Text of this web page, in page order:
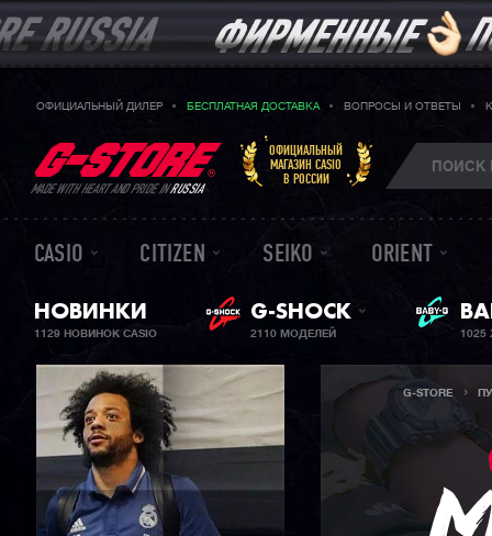
ОФИЦИАЛЬНЫЙ ДИЛЕР БЕСПЛАТНАЯ ДОСТАВКА ВОПРОСЫ И ОТВЕТЫ
MADE WITH HEART AND PRIDE INRUSSIA
ОФИЦИАЛЬНЫЙ
МАГАЗИН CASIO
В РОССИИ
CASIO CITIZEN SEIKO ORIENT
НОВИНКИ
1129 НОВИНОК CASIO
G-SHOCK
2110 МОДЕЛЕЙ
G-STORE